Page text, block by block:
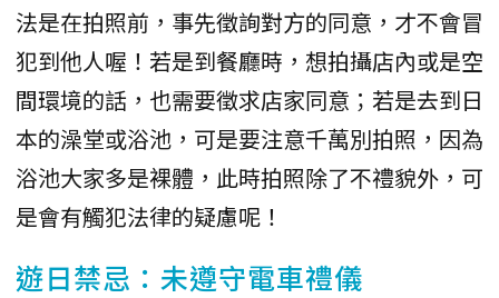
法是在拍照前，事先徵詢對方的同意，才不會冒
犯到他人喔！若是到餐廳時，想拍攝店內或是空
間環境的話，也需要徵求店家同意；若是去到日
本的澡堂或浴池，可是要注意千萬別拍照，因為
浴池大家多是裸體，此時拍照除了不禮貌外，可
是會有觸犯法律的疑慮呢！
遊日禁忌：未遵守電車禮儀